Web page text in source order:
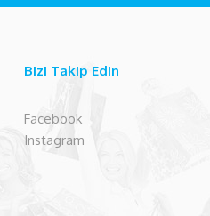
Bizi Takip Edin
Facebook
Instagram